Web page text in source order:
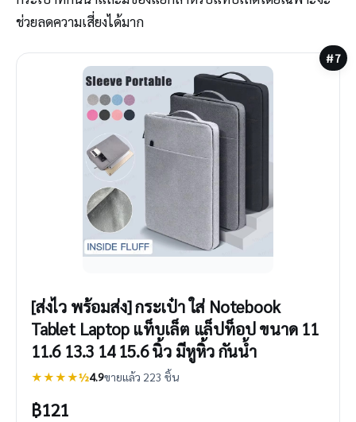
ช่วยลดความเสี่ยงได้มาก
#7
[ส่งไว พร้อมส่ง] กระเป๋า ใส่ Notebook
Tablet Laptop แท็บเล็ต แล็ปท็อป ขนาด 11
11.6 13.3 14 15.6 นิ้ว มีหูหิ้ว กันน้ำ
★★★★½4.9ขายแล้ว 223 ชิ้น
฿121